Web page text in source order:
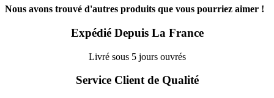
Nous avons trouvé d'autres produits que vous pourriez aimer !
Expédié Depuis La France
Livré sous 5 jours ouvrés
Service Client de Qualité